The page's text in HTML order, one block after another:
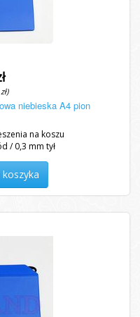
niebieska A4 pion
na koszu
/ 0,3 mm tył